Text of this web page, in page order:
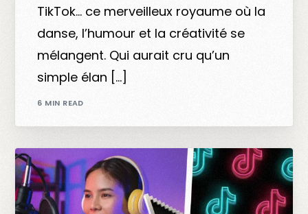
TikTok… ce merveilleux royaume où la
danse, l’humour et la créativité se
mélangent. Qui aurait cru qu’un
simple élan […]
6 MIN READ